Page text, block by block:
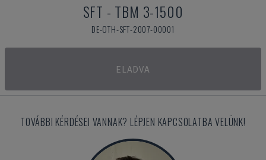
SFT - TBM 3-1500
DE-OTH-SFT-2007-00001
ELADVA
TOVÁBBI KÉRDÉSEI VANNAK? LÉPJEN KAPCSOLATBA VELÜNK!